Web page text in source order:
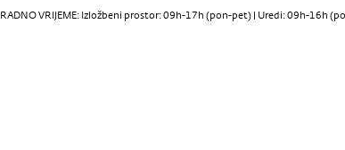
RADNO VRIJEME: Izložbeni prostor: 09h-17h (pon-pet) | Uredi: 09h-16h